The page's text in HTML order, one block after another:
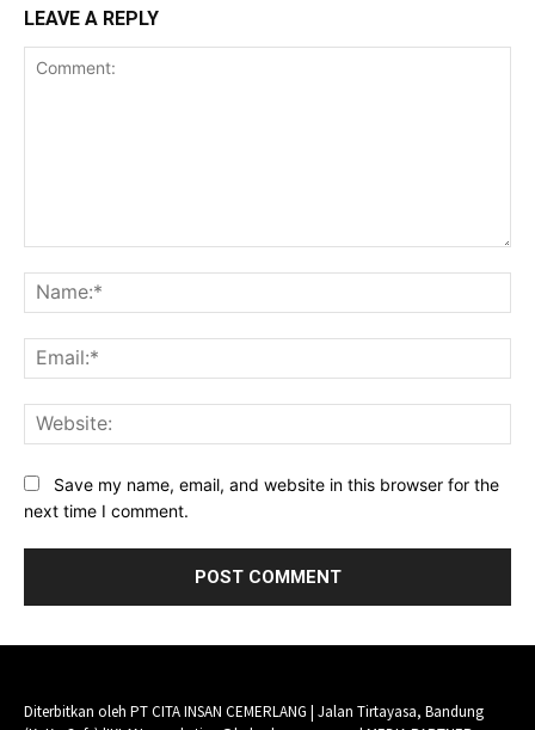
LEAVE A REPLY
Save my name, email, and website in this browser for the
next time I comment.
Diterbitkan oleh PT CITA INSAN CEMERLANG | Jalan Tirtayasa, Bandung